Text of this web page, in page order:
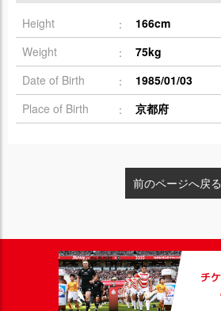
Height
166cm
Weight
75kg
Date of Birth
1985/01/03
Place of Birth
京都府
前のページへ戻る